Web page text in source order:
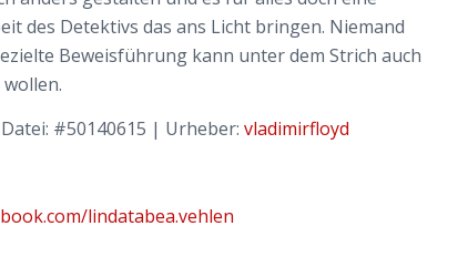
des Detektivs das ans Licht bringen. Niemand
Beweisführung kann unter dem Strich auch
#50140615 | Urheber: vladimirfloyd
lindatabea.vehlen